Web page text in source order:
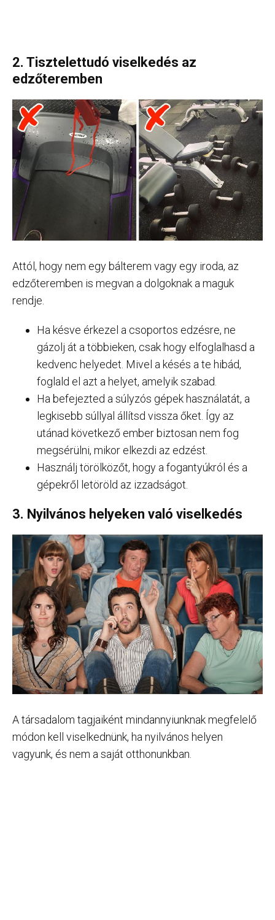
2. Tisztelettudó viselkedés az
edzőteremben
Attól, hogy nem egy bálterem vagy egy iroda, az
edzőteremben is megvan a dolgoknak a maguk
rendje.
Ha késve érkezel a csoportos edzésre, ne
gázolj át a többieken, csak hogy elfoglalhasd a
kedvenc helyedet. Mivel a késés a te hibád,
foglald el azt a helyet, amelyik szabad.
Ha befejezted a súlyzós gépek használatát, a
legkisebb súllyal állítsd vissza őket. Így az
utánad következő ember biztosan nem fog
megsérülni, mikor elkezdi az edzést.
Használj törölközőt, hogy a fogantyúkról és a
gépekről letöröld az izzadságot.
3. Nyilvános helyeken való viselkedés
A társadalom tagjaiként mindannyiunknak megfelelő
módon kell viselkednünk, ha nyilvános helyen
vagyunk, és nem a saját otthonunkban.